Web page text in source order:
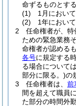
命ずるものとする
(1)
1月におい
(2)
1年におい
2
任命権者が、特
ための緊急業務
命権者が認める
各号に規定する
る場合については
部分に限る。)の
3
任命権者は、 前
間を超えて職員
た部分の時間外